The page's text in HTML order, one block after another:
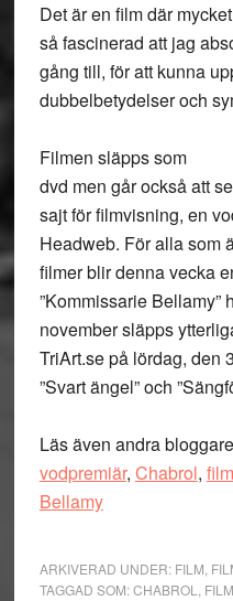
Det är en film där
så fascinerad att jag
gång till, för att kunna
dubbelbetydelser och
Filmen släpps som
dvd men går också att
sajt för filmvisning, en
Headweb. För alla som
filmer blir denna vecka
”Kommissarie Bellamy”
november släpps
TriArt.se på lördag, den
”Svart ängel” och
Läs även andra
vodpremiär, Chabrol,
Bellamy
ARKIVERAD UNDER: FILM
TAGGAD SOM:CHABROL